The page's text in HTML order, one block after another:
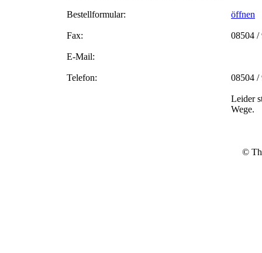
Bestellformular: öffnen
Fax: 08504 /
E-Mail:
Telefon: 08504 /
Leider
Wege.
©